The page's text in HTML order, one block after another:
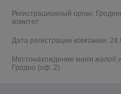
Регистрационный орган:
комитет
Дата регистрации компании:
Местонахождение книги жалоб
Гродно (оф. 2)